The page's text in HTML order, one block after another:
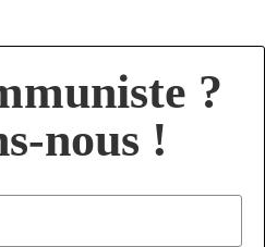
?
nous !